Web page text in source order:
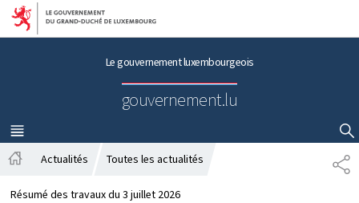
Aller au menu principal
Aller au contenu
Le gouvernement luxembourgeois
gouvernement.lu
MENU
PRINCIPAL
AFFICHER / MASQUER LA RECHERCHE
P
A
c
Actualités Toutes les actualités
Résumé des travaux du 3 juillet 2026